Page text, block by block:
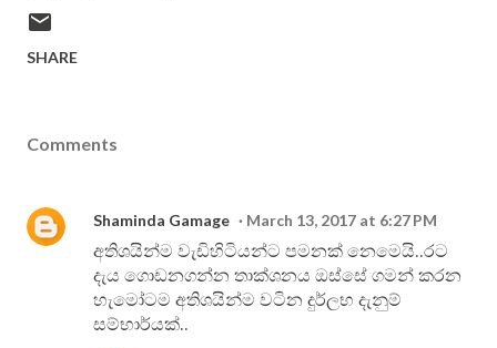
SHARE
Comments
Shaminda Gamage March 13, 2017 at 6:27 PM
අතිශයින්ම වැඩිහිටියන්ට පමනක් නෙමෙයි..රට
දැය ගොඩනගන්න තාක්ශනය ඔස්සේ ගමන් කරන
හැමෝටම අතිශයින්ම වටින දුර්ලභ දැනුම්
සම්භාර්යක්..